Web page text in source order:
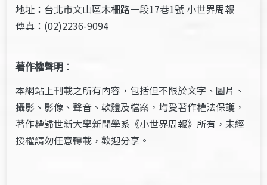
地址：台北市文山區木柵路一段17巷1號 小世界周報
傳真：(02)2236-9094
著作權聲明 ：
本網站上刊載之所有內容，包括但不限於文字、圖片、
攝影、影像、聲音、軟體及檔案，均受著作權法保護，
著作權歸世新大學新聞學系《小世界周報》所有，未經
授權請勿任意轉載，歡迎分享。